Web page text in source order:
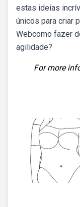
estas ideias
únicos para criar
Webcomo fazer
agilidade?
For more